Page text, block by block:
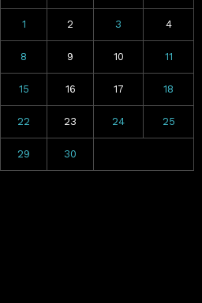
1 2 3 4
8 9 10 11
15 16 17 18
22 23 24 25
29 30